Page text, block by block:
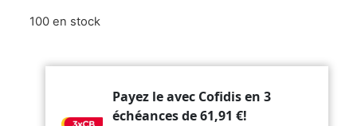
100 en stock
Payez le avec Cofidis en 3
échéances de61,91€!